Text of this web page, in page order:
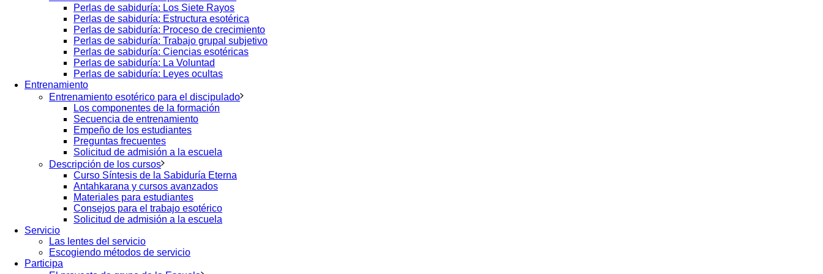
Perlas de sabiduría: Los Siete Rayos
Perlas de sabiduría: Estructura esotérica
Perlas de sabiduría: Proceso de crecimiento
Perlas de sabiduría: Trabajo grupal subjetivo
Perlas de sabiduría: Ciencias esotéricas
Perlas de sabiduría: La Voluntad
Perlas de sabiduría: Leyes ocultas
Entrenamiento
Entrenamiento esotérico para el discipulado
Los componentes de la formación
Secuencia de entrenamiento
Empeño de los estudiantes
Preguntas frecuentes
Solicitud de admisión a la escuela
Descripción de los cursos
Curso Síntesis de la Sabiduría Eterna
Antahkarana y cursos avanzados
Materiales para estudiantes
Consejos para el trabajo esotérico
Solicitud de admisión a la escuela
Servicio
Las lentes del servicio
Escogiendo métodos de servicio
Participa